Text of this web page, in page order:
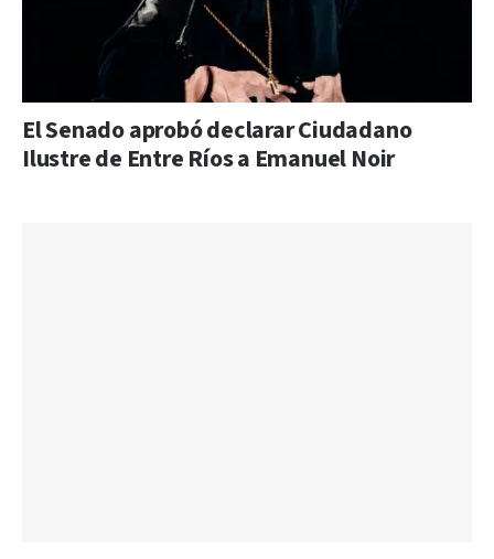
El Senado aprobó declarar Ciudadano
Ilustre de Entre Ríos a Emanuel Noir